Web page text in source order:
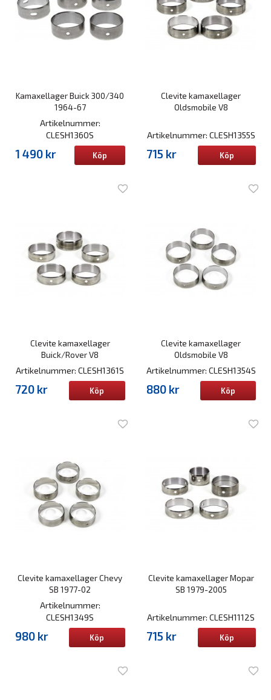
Kamaxellager Buick 300/340
1964-67
Artikelnummer:
CLESH1360S
1 490 kr Köp
Clevite kamaxellager
Oldsmobile V8
Artikelnummer: CLESH1355S
715 kr Köp
Clevite kamaxellager
Buick/Rover V8
Artikelnummer: CLESH1361S
720 kr Köp
Clevite kamaxellager
Oldsmobile V8
Artikelnummer: CLESH1354S
880 kr Köp
Clevite kamaxellager Chevy
SB 1977-02
Artikelnummer:
CLESH1349S
980 kr Köp
Clevite kamaxellager Mopar
SB 1979-2005
Artikelnummer: CLESH1112S
715 kr Köp